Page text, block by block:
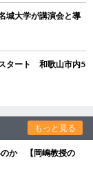
城大学が講演会と導
タート 和歌山市内5
もっと見る
のか 【岡嶋教授の